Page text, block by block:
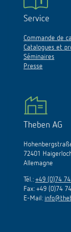
Service
Commande de
Catalogues et
Séminaires
Presse
Theben AG
72401
Allemagne
Tél.: +49 (0)74
Fax: +49 (0)74
E-Mail: